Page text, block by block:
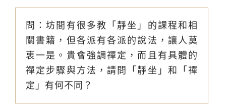
問：坊間有很多教「靜坐」的課程和相
關書籍，但各派有各派的說法，讓人莫
衷一是。貴會強調禪定，而且有具體的
禪定步驟與方法，請問「靜坐」和「禪
定」有何不同？